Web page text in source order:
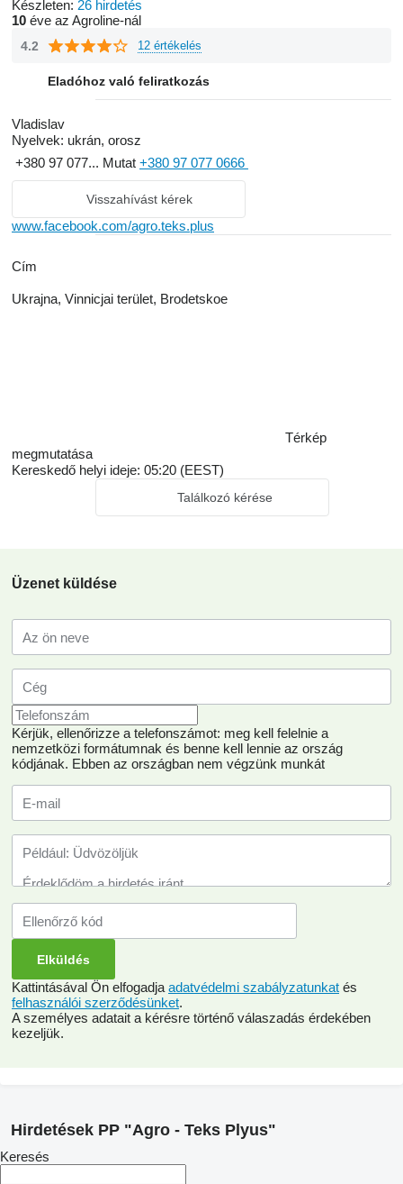
Készleten: 26 hirdetés
10 éve az Agroline-nál
4.2 12 értékelés
Eladóhoz való feliratkozás
Vladislav
Nyelvek: ukrán, orosz
+380 97 077... Mutat +380 97 077 0666
Visszahívást kérek
www.facebook.com/agro.teks.plus
Сím
Ukrajna, Vinnicjai terület, Brodetskoe
Térkép
megmutatása
Kereskedő helyi ideje: 05:20 (EEST)
Találkozó kérése
Üzenet küldése
Kérjük, ellenőrizze a telefonszámot: meg kell felelnie a
nemzetközi formátumnak és benne kell lennie az ország
kódjának. Ebben az országban nem végzünk munkát
Kattintásával Ön elfogadja adatvédelmi szabályzatunkat és
felhasználói szerződésünket.
A személyes adatait a kérésre történő válaszadás érdekében
kezeljük.
Hirdetések PP "Agro - Teks Plyus"
Keresés